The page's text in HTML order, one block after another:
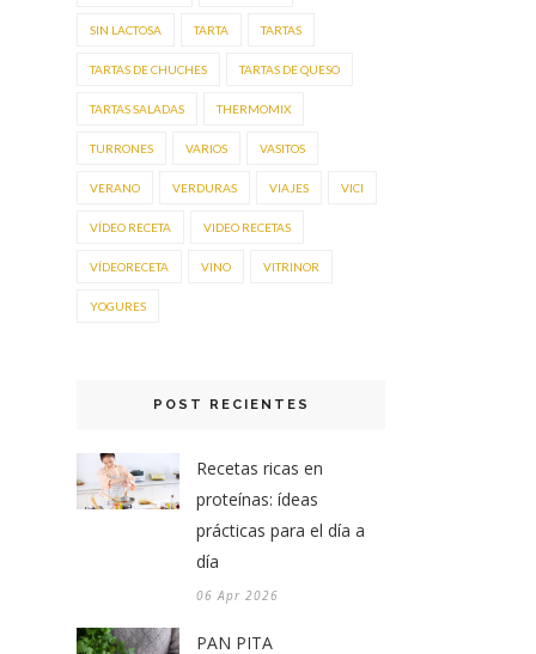
SIN LACTOSA TARTA TARTAS
TARTAS DE CHUCHES TARTAS DE QUESO
TARTAS SALADAS THERMOMIX
TURRONES VARIOS VASITOS
VERANO VERDURAS VIAJES VICI
VÍDEO RECETA VIDEO RECETAS
VÍDEORECETA VINO VITRINOR
YOGURES
POST RECIENTES
Recetas ricas en
proteínas: ídeas
prácticas para el día a
día
06 Apr 2026
PAN PITA